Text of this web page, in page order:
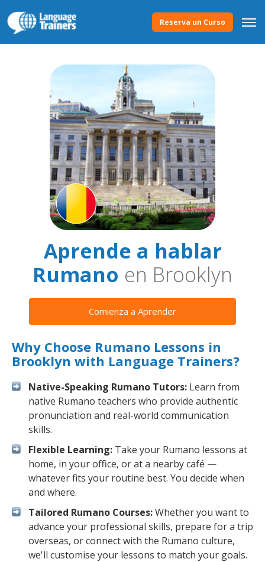
Reserva un Curso
Aprende a hablar
Rumano en Brooklyn
Comienza a Aprender
Why Choose Rumano Lessons in
Brooklyn with Language Trainers?
Native-Speaking Rumano Tutors: Learn from
native Rumano teachers who provide authentic
pronunciation and real-world communication
skills.
Flexible Learning: Take your Rumano lessons at
home, in your office, or at a nearby café —
whatever fits your routine best. You decide when
and where.
Tailored Rumano Courses:Whether you want to
advance your professional skills, prepare for a trip
overseas, or connect with the Rumano culture,
we'll customise your lessons to match your goals.